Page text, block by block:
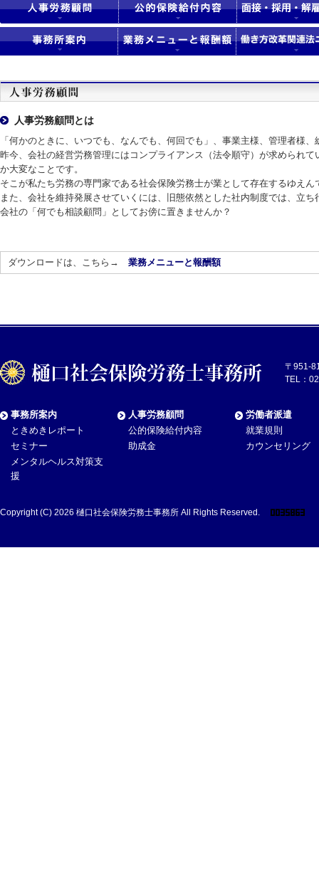
人事労務顧問とは
「何かのときに、いつでも、なんでも、何回でも」、事業主様、管理者様
昨今、会社の経営労務管理にはコンプライアンス（法令順守）が求められ
か大変なことです。
そこが私たち労務の専門家である社会保険労務士が業として存在するゆえん
また、会社を維持発展させていくには、旧態依然とした社内制度では、立
会社の「何でも相談顧問」としてお傍に置きませんか？
ダウンロードは、こちら→ 業務メニューと報酬額
〒951-
TEL：
事務所案内
ときめきレポート
セミナー
メンタルヘルス対策支
援
人事労務顧問
公的保険給付内容
助成金
労働者派遣
就業規則
カウンセリング
Copyright (C) 2026 樋口社会保険労務士事務所 All Rights Reserved.